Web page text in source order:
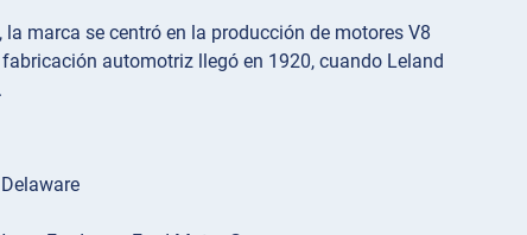
marca se centró en la producción de motores V8
automotriz llegó en 1920, cuando Leland